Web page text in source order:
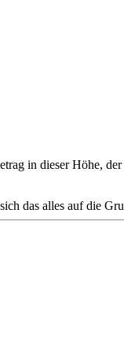
in dieser Höhe,
das alles auf die